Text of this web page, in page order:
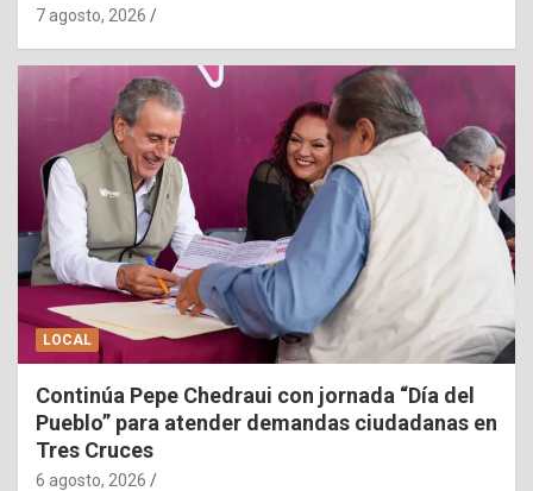
7 agosto, 2026
LOCAL
Continúa Pepe Chedraui con jornada “Día del
Pueblo” para atender demandas ciudadanas en
Tres Cruces
6 agosto, 2026